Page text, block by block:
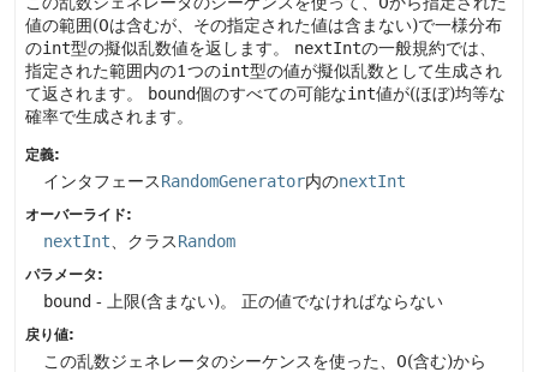
値の範囲(0は含むが、その指定された値は含まない)で一様分布
のint型の擬似乱数値を返します。 nextIntの一般規約では、
指定された範囲内の1つのint型の値が擬似乱数として生成され
て返されます。
bound個のすべての可能なint値が(ほぼ)均等な
確率で生成されます。
定義:
インタフェースRandomGenerator内のnextInt
オーバーライド:
nextInt 、クラスRandom
パラメータ:
bound - 上限(含まない)。 正の値でなければならない
戻り値:
この乱数ジェネレータのシーケンスを使った、0(含む)から